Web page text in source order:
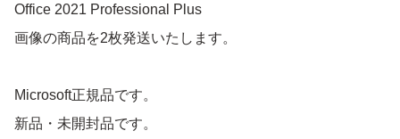
Office 2021 Professional Plus
画像の商品を2枚発送いたします。
Microsoft正規品です。
新品・未開封品です。